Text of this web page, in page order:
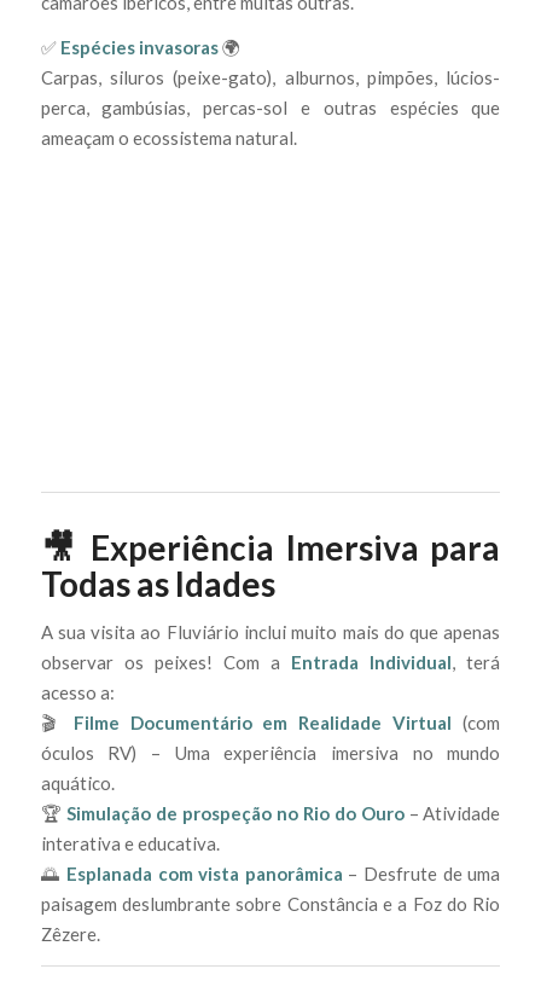
✅ Espécies invasoras🌍
Carpas, siluros (peixe-gato), alburnos, pimpões, lúcios-
perca, gambúsias, percas-sol e outras espécies que
ameaçam o ecossistema natural.
🎥 Experiência Imersiva para
Todas as Idades
A sua visita ao Fluviário inclui muito mais do que apenas
observar os peixes! Com a Entrada Individual, terá
acesso a:
🎬 Filme Documentário em Realidade Virtual (com
óculos RV) – Uma experiência imersiva no mundo
aquático.
🏆Simulação de prospeção no Rio do Ouro– Atividade
interativa e educativa.
🌅 Esplanada com vista panorâmica – Desfrute de uma
paisagem deslumbrante sobre Constância e a Foz do Rio
Zêzere.